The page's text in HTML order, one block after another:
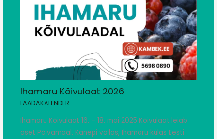
Ihamaru Kõivulaat 2026
LAADAKALENDER
Ihamaru Kõivulaat 16. – 18. mai 2025 Kõivulaat leiab
aset Põlvamaal, Kanepi vallas, Ihamaru külas Eesti